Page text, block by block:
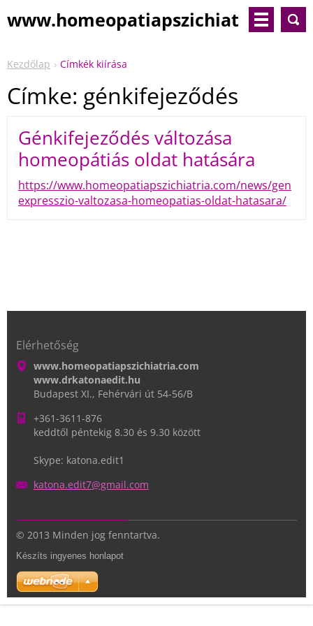
www.homeopatiapszichiat
Kezdőlap Címkék kiírása
Címke: génkifejeződés
Génkifejeződés változása
homeopátiás oldat hatására
https://www.homeopatiapszichiatria.com/news/gen
expresszio-valtozasa-homeopatias-oldat-hatasara/
Elérhetőség
www.homeopatiapszichiatria.com
www.drkatonaedit.hu
Budapest XI., Fehérvári út 54-56/B
+361-3611-876
keddtől péntekig 8.30 és 9.30 között
Skype: katona.edit1
katona.edit7@gmail.com
© 2013 Minden jog fenntartva.
Készíts ingyenes honlapot